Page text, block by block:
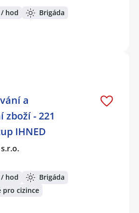
/ hod Brigáda
a
- 221
IHNED
/ hod
Brigáda
pro cizince